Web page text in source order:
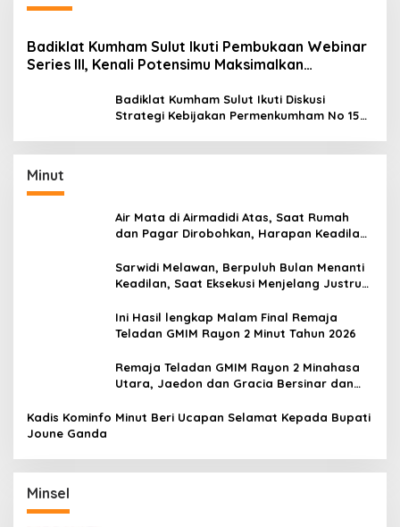
Badiklat Kumham Sulut Ikuti Pembukaan Webinar
Series III, Kenali Potensimu Maksimalkan
Badiklat Kumham Sulut Ikuti Diskusi
Strategi Kebijakan Permenkumham No 15
Minut
Air Mata di Airmadidi Atas, Saat Rumah
dan Pagar Dirobohkan, Harapan Keadilan
Sarwidi Melawan, Berpuluh Bulan Menanti
Keadilan, Saat Eksekusi Menjelang Justru
Ini Hasil lengkap Malam Final Remaja
Teladan GMIM Rayon 2 Minut Tahun 2026
Remaja Teladan GMIM Rayon 2 Minahasa
Utara, Jaedon dan Gracia Bersinar dan
Kadis Kominfo Minut Beri Ucapan Selamat Kepada Bupati
Joune Ganda
Minsel